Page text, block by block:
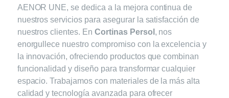
AENOR UNE, se dedica a la mejora continua de
nuestros servicios para asegurar la satisfacción de
nuestros clientes. En Cortinas Persol , nos
enorgullece nuestro compromiso con la excelencia y
la innovación, ofreciendo productos que combinan
funcionalidad y diseño para transformar cualquier
espacio. Trabajamos con materiales de la más alta
calidad y tecnología avanzada para ofrecer